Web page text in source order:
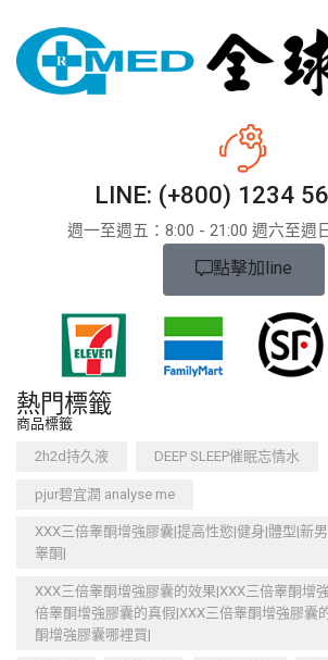
LINE: (+800) 1234
週一至週五：8:​​00 - 21:00 週六至週
點擊加line
熱門標籤
商品標籤
2h2d持久液 DEEP SLEEP催眠忘情水
pjur碧宜潤 analyse me
XXX三倍睾酮增強膠囊|提高性慾|健身|體型|新
睾酮|
XXX三倍睾酮增強膠囊的效果|XXX三倍睾酮增
倍睾酮增強膠囊的真假|XXX三倍睾酮增強膠囊
酮增強膠囊哪裡買|